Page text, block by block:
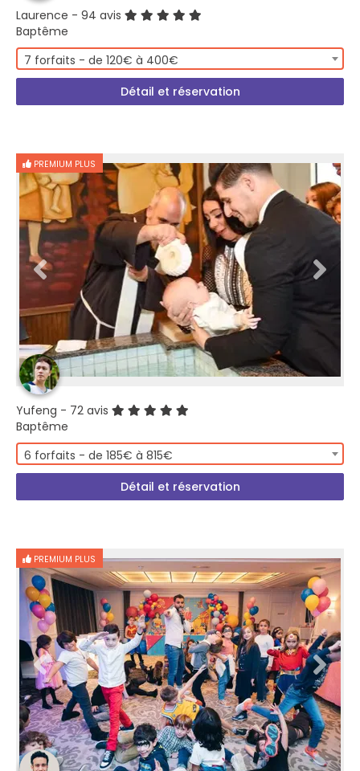
Laurence - 94 avis
Baptême
7 forfaits - de 120€ à 400€
Détail et réservation
PREMIUM PLUS
Yufeng - 72 avis
Baptême
6 forfaits - de 185€ à 815€
Détail et réservation
PREMIUM PLUS